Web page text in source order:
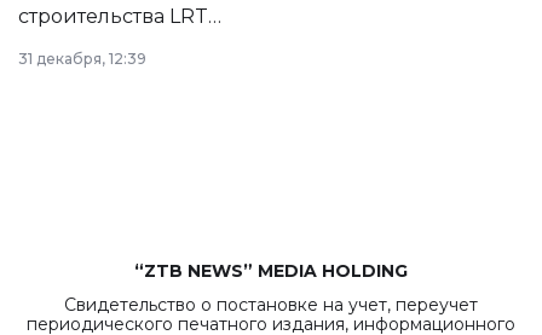
строительства LRT
в Астане из
республиканского
31 декабря, 12:39
“ZTB NEWS” MEDIA HOLDING
Свидетельство о постановке на учет, переучет
периодического печатного издания, информационного